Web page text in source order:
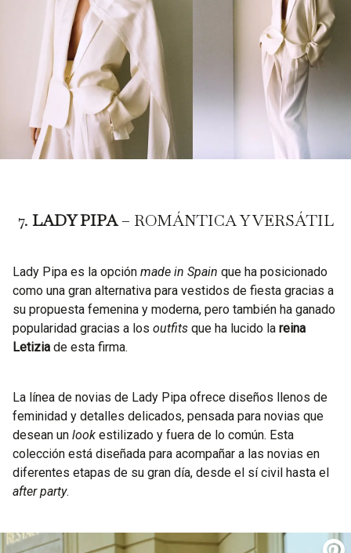
7. LADY PIPA– ROMÁNTICA Y VERSÁTIL
Lady Pipa es la opción made in Spain que ha posicionado
como una gran alternativa para vestidos de fiesta gracias a
su propuesta femenina y moderna, pero también ha ganado
popularidad gracias a los outfits que ha lucido la reina
Letizia de esta firma.
La línea de novias de Lady Pipa ofrece diseños llenos de
feminidad y detalles delicados, pensada para novias que
desean un look estilizado y fuera de lo común. Esta
colección está diseñada para acompañar a las novias en
diferentes etapas de su gran día, desde el sí civil hasta el
after party.